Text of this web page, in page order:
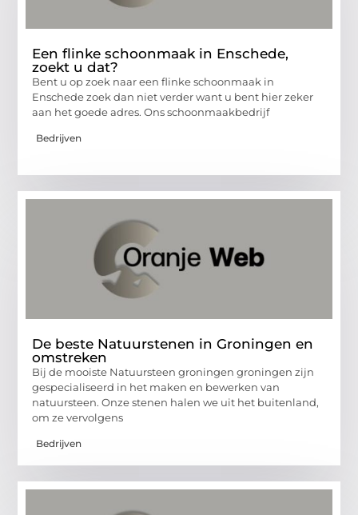
Een flinke schoonmaak in Enschede,
zoekt u dat?
Bent u op zoek naar een flinke schoonmaak in
Enschede zoek dan niet verder want u bent hier zeker
aan het goede adres. Ons schoonmaakbedrijf
Bedrijven
De beste Natuurstenen in Groningen en
omstreken
Bij de mooiste Natuursteen groningen groningen zijn
gespecialiseerd in het maken en bewerken van
natuursteen. Onze stenen halen we uit het buitenland,
om ze vervolgens
Bedrijven